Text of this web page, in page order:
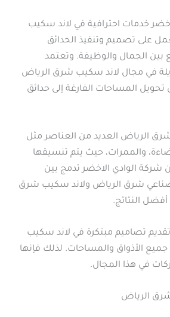
خدمات احترافية في لاند سكيب
على تصميم وتنفيذ الحدائق
الجمال والوظيفة. وتعتمد
في مجال لاند سكيب شرق الرياض
تحويل المساحات الفارغة إلى حدائق
الرياض العديد من العناصر مثل
والممرات، حيث يتم تنسيقها
شركة الوادي الاخضر تدمج بين
شرق الرياض ولاند سكيب شرق
النتائج.
تصاميم مبتكرة في لاند سكيب
الأذواق والمساحات. لذلك فإنها
في هذا المجال.
الرياض